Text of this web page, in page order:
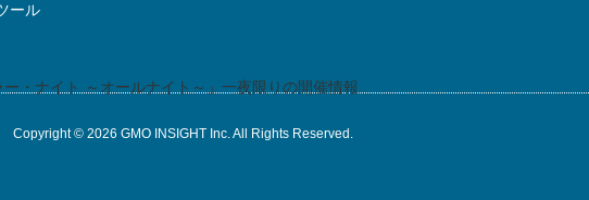
・ナイト ～オールナイト～」一夜限りの開催情報
ール
Copyright © 2026 GMO INSIGHT Inc. All Rights Reserved.